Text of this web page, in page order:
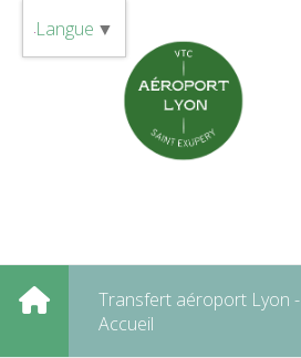
Transfert aéroport Lyon -
Accueil
Langue ▼